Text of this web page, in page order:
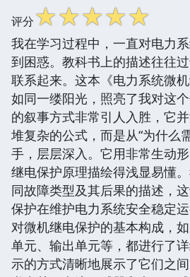
评分☆☆☆☆☆
我在学习过程中，一直对电力
到困惑。教科书上的描述往往
联系起来。这本《电力系统微
如同一缕阳光，照亮了我对这
的叙事方式非常引人入胜，它
堆复杂的公式，而是从“为什么
手，层层深入。它用非常生动
继电保护原理描绘得浅显易懂
同故障类型及其后果的描述，
保护在维护电力系统安全稳定
对微机继电保护的基本构成，
单元、输出单元等，都进行了
示的方式清晰地展示了它们之